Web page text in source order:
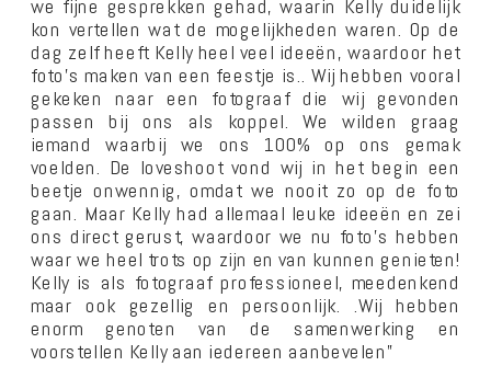
we fijne gesprekken gehad, waarin Kelly duidelijk
kon vertellen wat de mogelijkheden waren. Op de
dag zelf heeft Kelly heel veel ideeën, waardoor het
foto’s maken van een feestje is.. Wij hebben vooral
gekeken naar een fotograaf die wij gevonden
passen bij ons als koppel. We wilden graag
iemand waarbij we ons 100% op ons gemak
voelden. De loveshoot vond wij in het begin een
beetje onwennig, omdat we nooit zo op de foto
gaan. Maar Kelly had allemaal leuke ideeën en zei
ons direct gerust, waardoor we nu foto’s hebben
waar we heel trots op zijn en van kunnen genieten!
Kelly is als fotograaf professioneel, meedenkend
maar ook gezellig en persoonlijk. .Wij hebben
enorm genoten van de samenwerking en
voorstellen Kelly aan iedereen aanbevelen”